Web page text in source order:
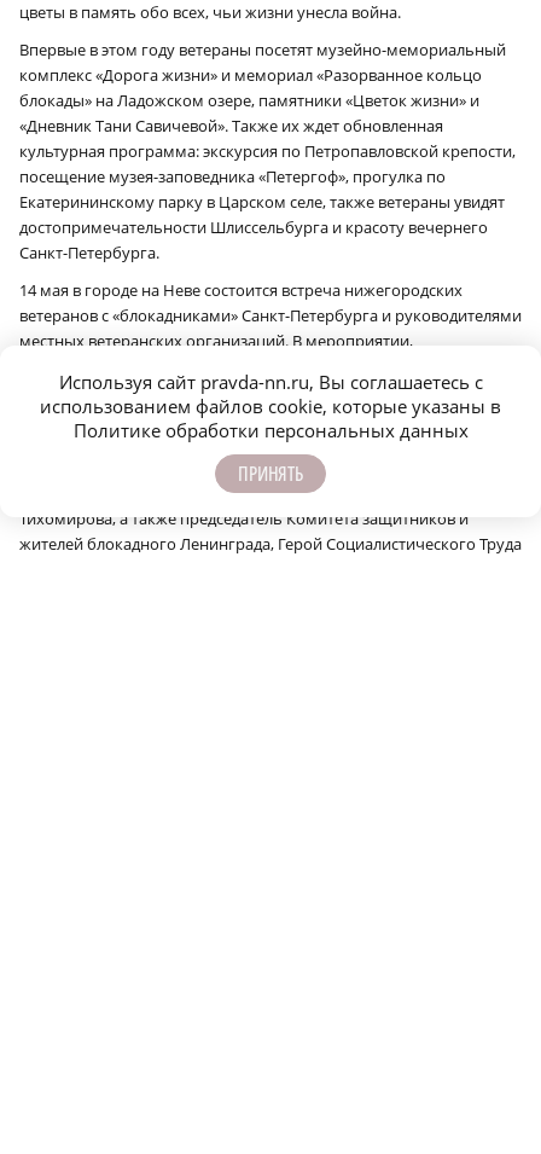
цветы в память обо всех, чьи жизни унесла война.
Впервые в этом году ветераны посетят музейно-мемориальный
комплекс «Дорога жизни» и мемориал «Разорванное кольцо
блокады» на Ладожском озере, памятники «Цветок жизни» и
«Дневник Тани Савичевой». Также их ждет обновленная
культурная программа: экскурсия по Петропавловской крепости,
посещение музея-заповедника «Петергоф», прогулка по
Екатерининскому парку в Царском селе, также ветераны увидят
достопримечательности Шлиссельбурга и красоту вечернего
Санкт-Петербурга.
14 мая в городе на Неве состоится встреча нижегородских
ветеранов с «блокадниками» Санкт-Петербурга и руководителями
местных ветеранских организаций. В мероприятии,
Отечественной войне, примут участие председатель Комитета по
социальной политике Санкт-Петербурга Елена Фидрикова,
директор Санкт-Петербургского Дома ветеранов Виталий Жуков,
председатель правления Санкт-Петербургской общественной
организации «Жители блокадного Ленинграда» Елена
Тихомирова, а также председатель Комитета защитников и
жителей блокадного Ленинграда, Герой Социалистического Труда
Используя сайт pravda-nn.ru, Вы соглашаетесь с
использованием файлов cookie, которые указаны в
Политике обработки персональных данных
ПРИНЯТЬ